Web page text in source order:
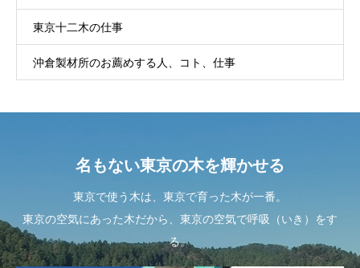
東京十二木の仕事
沖倉製材所のお薦めする人、コト、仕事
名もない東京の木を輝かせる
東京で使う木は、東京で育った木が一番。
東京の空気にあった木だから、東京の空気で呼吸（いき）をす
る。